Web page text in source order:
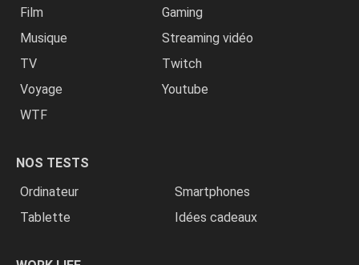
Film
Gaming
Musique
Streaming vidéo
TV
Twitch
Voyage
Youtube
WTF
NOS TESTS
Ordinateur
Smartphones
Tablette
Idées cadeaux